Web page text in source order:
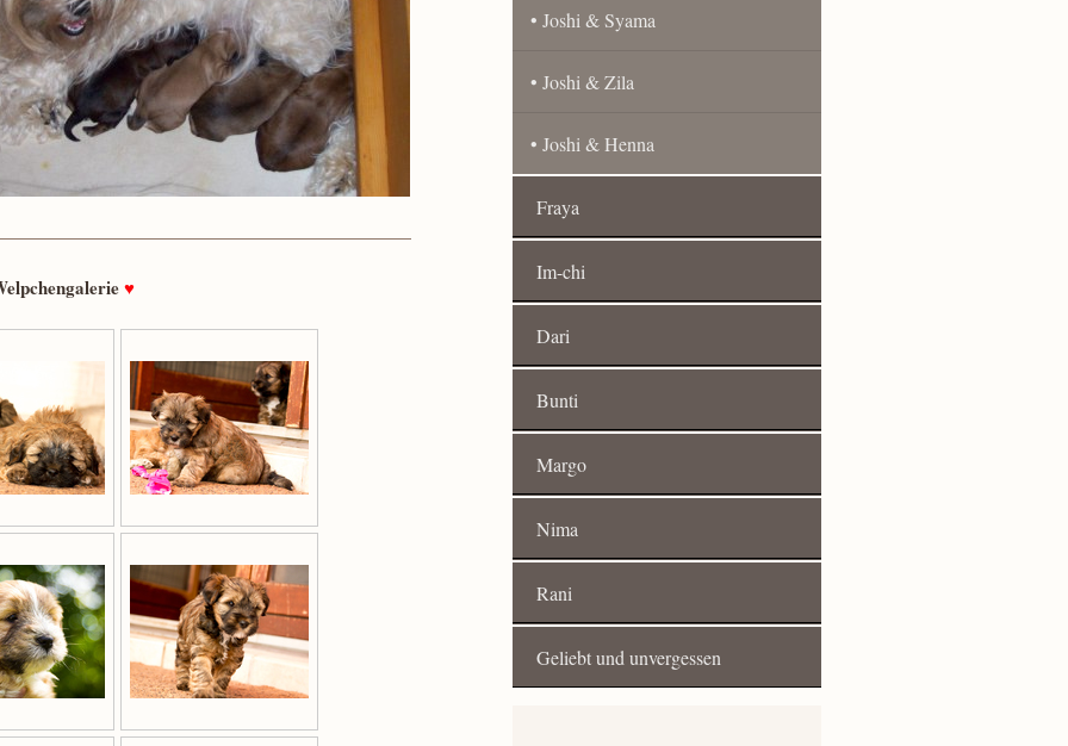
♥
Joshi & Syama
Joshi & Zila
Joshi & Henna
Fraya
Im-chi
Dari
Bunti
Margo
Nima
Rani
Geliebt und unvergessen